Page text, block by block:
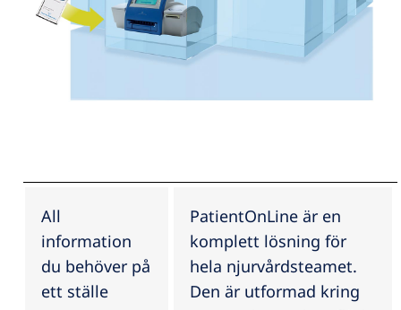
All
information
du behöver på
ett ställe
PatientOnLine är en
komplett lösning för
hela njurvårdsteamet.
Den är utformad kring